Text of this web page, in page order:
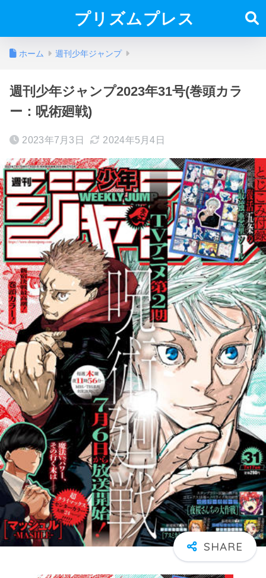
プリズムプレス
ホーム 週刊少年ジャンプ
週刊少年ジャンプ2023年31号(巻頭カラ
ー：呪術廻戦)
2023年7月3日 2024年5月4日